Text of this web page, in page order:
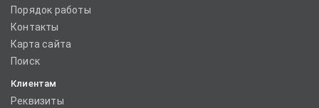
Порядок работы
Контакты
Карта сайта
Поиск
Клиентам
Реквизиты